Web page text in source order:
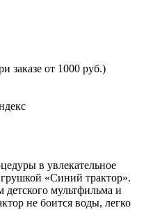
заказе от 1000 руб.)
в увлекательное
«Синий трактор».
мультфильма и
не боится воды, легко